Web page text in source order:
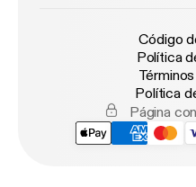
Código
Política
Política
Página